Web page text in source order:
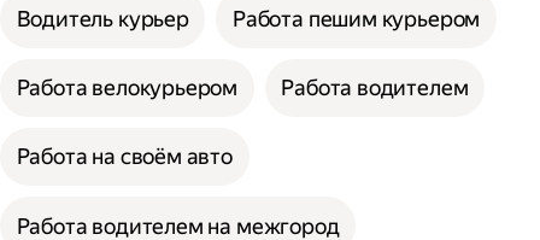
Водитель курьер Работа пешим курьером
Работа велокурьером Работа водителем
Работа на своём авто
Работа водителем на межгород